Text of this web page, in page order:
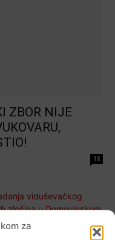
za
ZBOR NIJE
18